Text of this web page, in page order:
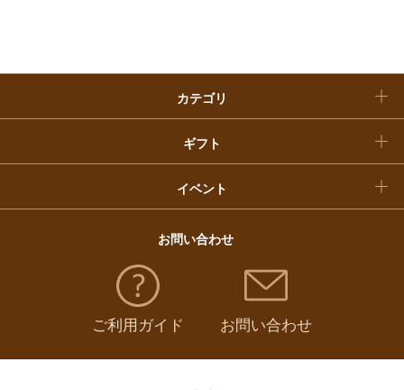
カテゴリ
ギフト
イベント
福袋
お問い合わせ
ご利用ガイド お問い合わせ